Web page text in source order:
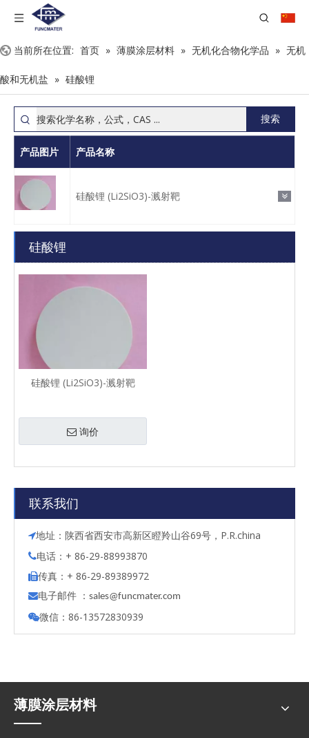
当前所在位置: 首页 » 薄膜涂层材料 » 无机化合物化学品 » 无机
酸和无机盐 » 硅酸锂
搜索
产品图片 产品名称
硅酸锂 (Li2SiO3)-溅射靶
硅酸锂
硅酸锂 (Li2SiO3)-溅射靶
询价
联系我们
地址：陕西省西安市高新区瞪羚山谷69号，P.R.china
电话：+ 86-29-88993870
传真：+ 86-29-89389972
电子邮件 ： sales@funcmater.com
微信：86-13572830939
薄膜涂层材料